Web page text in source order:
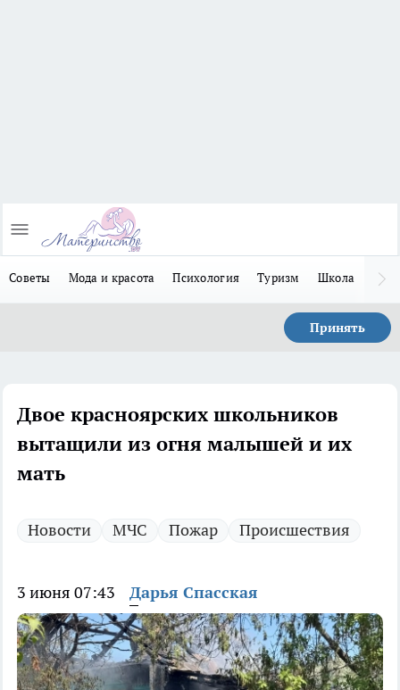
Советы Мода и красота Психология Туризм Школа
Принять
Двое красноярских школьников
вытащили из огня малышей и их
мать
Новости МЧС Пожар Происшествия
3 июня 07:43 Дарья Спасская